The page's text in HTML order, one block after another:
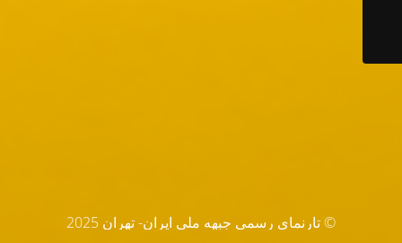
© تارنماي رسمي جبهه ملي ايران- تهران 2025